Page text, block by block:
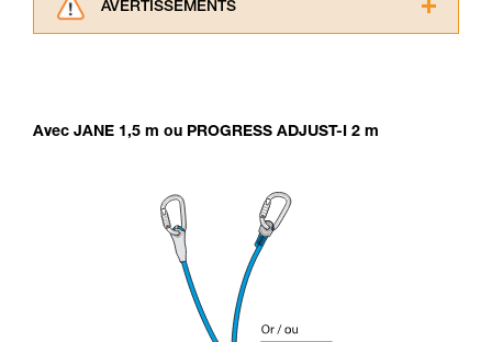
AVERTISSEMENTS
pouvoir comprendre ce complément
formation et un entraînement spécifique. Validez
avec un professionnel votre capacité à refaire
la manipulation, seul, en toute sécurité, avant
de la reproduire en autonomie.
Nous donnons des exemples de techniques
liées à votre activité. Il peut en exister d’autres
que nous ne décrivons pas ici.
Avec JANE 1,5 m ou PROGRESS ADJUST-I 2 m